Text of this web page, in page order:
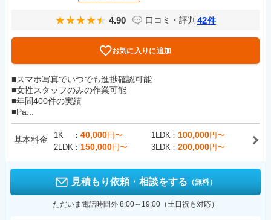
4.90 口コミ・評判 42件
お気に入りに追加
■スマホ写真でいつでも進捗確認可能
■女性スタッフのみの作業可能
■年間400件の実績
■Pa...
基本料金 1K 40,000円〜 1LDK 100,000円〜
2LDK
150,000円〜 3LDK 200,000円〜
見積もり依頼・相談をする （無料）
ただいま電話時間外 8:00～19:00（土日祝も対応）